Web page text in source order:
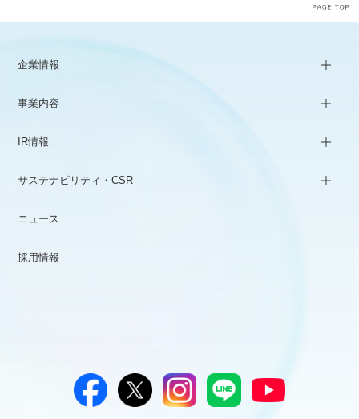
企業情報
事業内容
IR情報
サステナビリティ・CSR
ニュース
採用情報